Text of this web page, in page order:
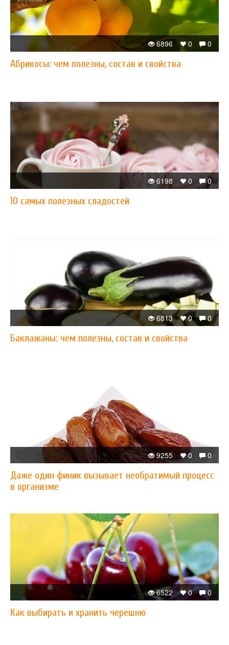
0
0
6896
Абрикосы: чем полезны, состав и свойства
0
0
6198
10 самых полезных сладостей
0
0
6813
Баклажаны: чем полезны, состав и свойства
0
0
9255
Даже один финик вызывает необратимый процесс
в организме
0
0
6522
Как выбирать и хранить черешню